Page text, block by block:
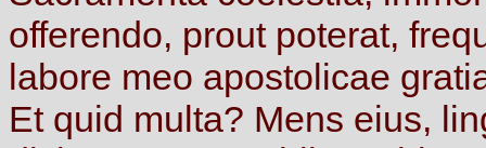
offerendo, prout poterat,
labore meo apostolicae
Et quid multa? Mens eius,